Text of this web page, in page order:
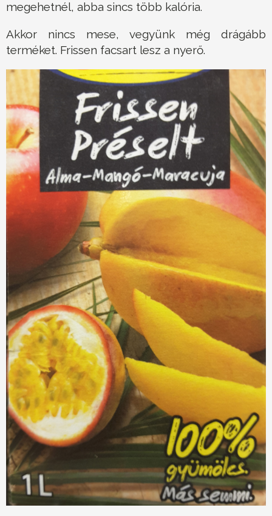
megehetnél, abba sincs több kalória.
Akkor nincs mese, vegyünk még drágább
terméket. Frissen facsart lesz a nyerő.